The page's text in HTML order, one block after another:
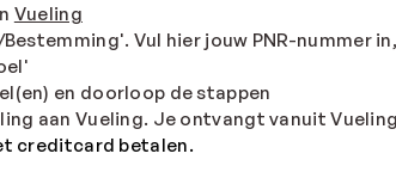
Vueling
Vul hier jouw PNR-nummer
en doorloop de stappen
aan Vueling. Je ontvangt vanuit
creditcard betalen.